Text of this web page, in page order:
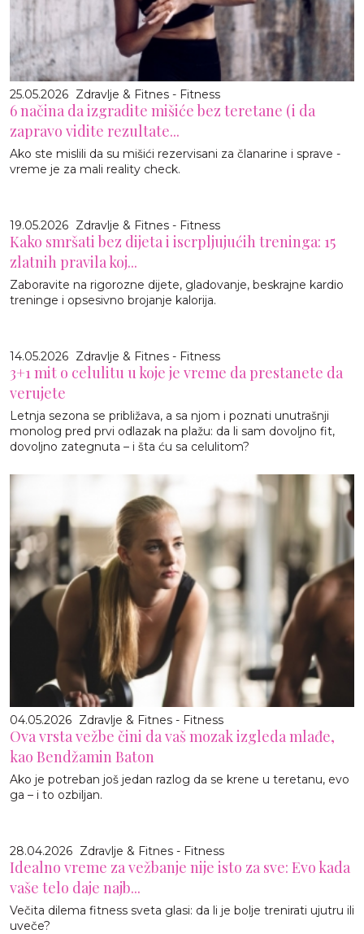
25.05.2026 Zdravlje & Fitnes - Fitness
6 načina da izgradite mišiće bez teretane (i da
zapravo vidite rezultate...
Ako ste mislili da su mišići rezervisani za članarine i sprave -
vreme je za mali reality check.
19.05.2026 Zdravlje & Fitnes - Fitness
Kako smršati bez dijeta i iscrpljujućih treninga: 15
zlatnih pravila koj...
Zaboravite na rigorozne dijete, gladovanje, beskrajne kardio
treninge i opsesivno brojanje kalorija.
14.05.2026 Zdravlje & Fitnes - Fitness
3+1 mit o celulitu u koje je vreme da prestanete da
verujete
Letnja sezona se približava, a sa njom i poznati unutrašnji
monolog pred prvi odlazak na plažu: da li sam dovoljno fit,
dovoljno zategnuta – i šta ću sa celulitom?
04.05.2026 Zdravlje & Fitnes - Fitness
Ova vrsta vežbe čini da vaš mozak izgleda mlađe,
kao Bendžamin Baton
Ako je potreban još jedan razlog da se krene u teretanu, evo
ga – i to ozbiljan.
28.04.2026 Zdravlje & Fitnes - Fitness
Idealno vreme za vežbanje nije isto za sve: Evo kada
vaše telo daje najb...
Večita dilema fitness sveta glasi: da li je bolje trenirati ujutru ili
uveče?